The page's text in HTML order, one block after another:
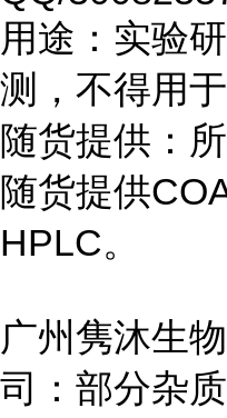
用途：实验
测，不得用
随货提供：
随货提供
HPLC。
广州隽沐生
司：部分杂